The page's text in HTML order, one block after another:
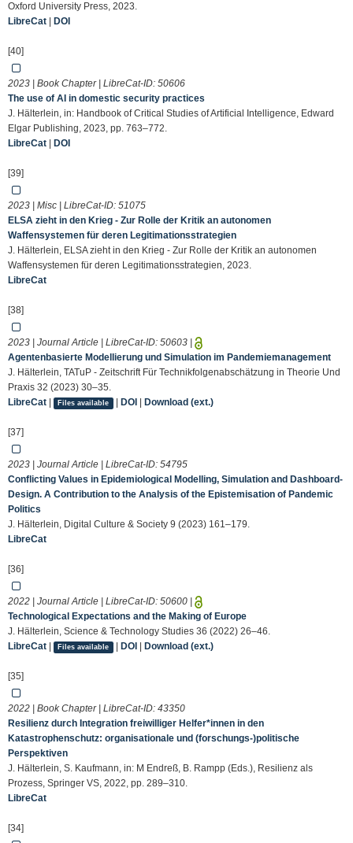
Oxford University Press, 2023.
LibreCat
DOI
[40]
2023 | Book Chapter | LibreCat-ID: 50606
The use of AI in domestic security practices
J. Hälterlein, in: Handbook of Critical Studies of Artificial Intelligence, Edward
Elgar Publishing, 2023, pp. 763–772.
LibreCat
DOI
[39]
2023 | Misc | LibreCat-ID: 51075
ELSA zieht in den Krieg - Zur Rolle der Kritik an autonomen
Waffensystemen für deren Legitimationsstrategien
J. Hälterlein, ELSA zieht in den Krieg - Zur Rolle der Kritik an autonomen
Waffensystemen für deren Legitimationsstrategien, 2023.
LibreCat
[38]
2023 | Journal Article | LibreCat-ID: 50603
Agentenbasierte Modellierung und Simulation im Pandemiemanagement
J. Hälterlein, TATuP - Zeitschrift Für Technikfolgenabschätzung in Theorie Und
Praxis 32 (2023) 30–35.
LibreCat
Files available | DOI Download (ext.)
[37]
2023 | Journal Article | LibreCat-ID: 54795
Conflicting Values in Epidemiological Modelling, Simulation and Dashboard-
Design. A Contribution to the Analysis of the Epistemisation of Pandemic
Politics
J. Hälterlein, Digital Culture & Society 9 (2023) 161–179.
LibreCat
[36]
2022 | Journal Article | LibreCat-ID: 50600
Technological Expectations and the Making of Europe
J. Hälterlein, Science & Technology Studies 36 (2022) 26–46.
LibreCat
Files available | DOI Download (ext.)
[35]
2022 | Book Chapter | LibreCat-ID: 43350
Resilienz durch Integration freiwilliger Helfer*innen in den
Katastrophenschutz: organisationale und (forschungs-)politische
Perspektiven
J. Hälterlein, S. Kaufmann, in: M Endreß, B. Rampp (Eds.), Resilienz als
Prozess, Springer VS, 2022, pp. 289–310.
LibreCat
[34]